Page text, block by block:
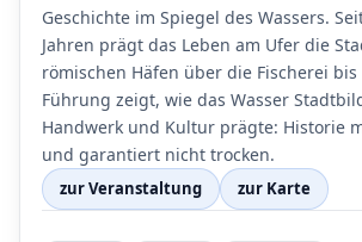
Geschichte im Spiegel des Wassers.
Jahren prägt das Leben am Ufer die
römischen Häfen über die Fischerei
Führung zeigt, wie das Wasser
Handwerk und Kultur prägte: Historie
und garantiert nicht trocken.
zur Veranstaltung zur Karte